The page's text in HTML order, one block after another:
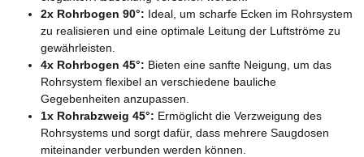
2x Rohrbogen 90°: Ideal, um scharfe Ecken im Rohrsystem
zu realisieren und eine optimale Leitung der Luftströme zu
gewährleisten.
4x Rohrbogen 45°: Bieten eine sanfte Neigung, um das
Rohrsystem flexibel an verschiedene bauliche
Gegebenheiten anzupassen.
1x Rohrabzweig 45°: Ermöglicht die Verzweigung des
Rohrsystems und sorgt dafür, dass mehrere Saugdosen
miteinander verbunden werden können.